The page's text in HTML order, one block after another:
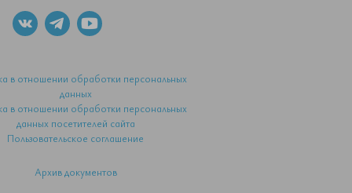
в отношении обработки персональных
данных
в отношении обработки персональных
данных посетителей сайта
Пользовательское соглашение
Архив документов